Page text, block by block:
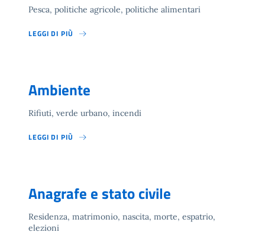
Pesca, politiche agricole, politiche alimentari
LEGGI DI PIÙ
Ambiente
Rifiuti, verde urbano, incendi
LEGGI DI PIÙ
Anagrafe e stato civile
Residenza, matrimonio, nascita, morte, espatrio,
elezioni